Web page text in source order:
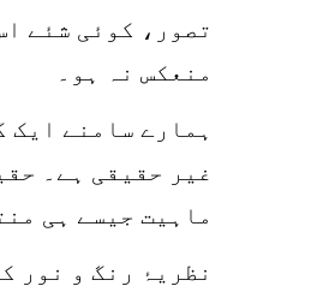
تصور، کوئی شئے
منعکس نہ ہو۔
غیر حقیقی ہے۔
ماہیت جیسے ہی
نظریۂ رنگ و نور